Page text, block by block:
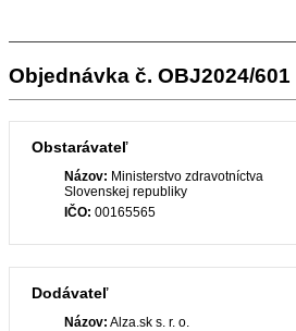
Objednávka č. OBJ2024/601
Obstarávateľ
Názov: Ministerstvo zdravotníctva
Slovenskej republiky
IČO: 00165565
Dodávateľ
Názov: Alza.sk s. r. o.